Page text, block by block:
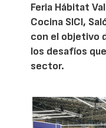
Feria Hábitat
Cocina SICI,
con el objetivo
los desafíos
sector.